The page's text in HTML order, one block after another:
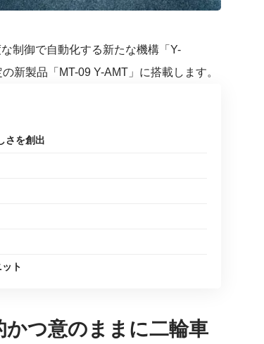
制御で自動化する新たな機構「Y-
新製品「MT-09 Y-AMT」に搭載します。
さを創出
ト
つ意のままに二輪車